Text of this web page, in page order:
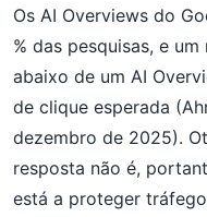
Os AI Overviews do
% das pesquisas, e
abaixo de um AI
de clique esperada
dezembro de 2025).
resposta não é,
está a proteger